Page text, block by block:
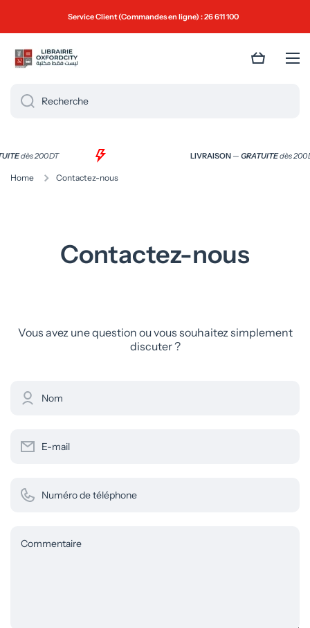
Ignorer et passer au contenu
Service Client (Commandes en ligne) : 26 611 100
Panier
Recherche
dès 200 DT LIVRAISON—GRATUITEdès 200
Home Contactez-nous
Contactez-nous
Vous avez une question ou vous souhaitez simplement
discuter ?
Nom
E-mail
Numéro de téléphone
Commentaire